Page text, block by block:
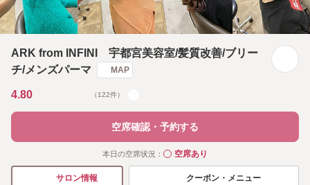
ARK from INFINI 宇都宮美容室/髪質改善/ブリー
チ/メンズパーマ
MAP
4.80 （122件）
空席確認・予約する
本日の空席状況： ◯空席あり
サロン情報 クーポン・メニュー